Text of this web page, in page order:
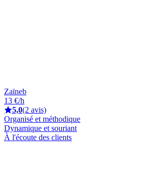
Zaïneb
13 €/h
5,0(2 avis)
Organisé et méthodique
Dynamique et souriant
À l'écoute des clients